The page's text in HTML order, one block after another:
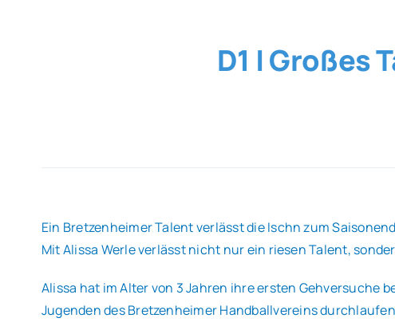
D1 | Großes
Ein Bretzenheimer Talent verlässt die Ischn zum
Mit Alissa Werle verlässt nicht nur ein riesen Talent,
Alissa hat im Alter von 3 Jahren ihre ersten Gehversuche
Jugenden des Bretzenheimer Handballvereins